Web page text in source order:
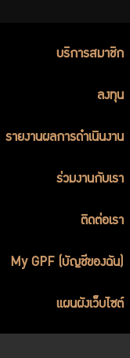
บริการสมาชิก
ลงทุน
รายงานผลการดำเนินงาน
ร่วมงานกับเรา
ติดต่อเรา
My GPF (บัญชีของฉัน)
แผนผังเว็บไซต์